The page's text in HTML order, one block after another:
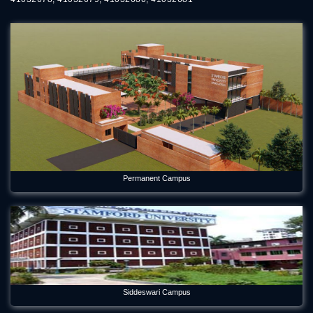
Forum Week 2025 Begins at Stamford University Bangladesh
Freshman Orientation Program -Batch: CEN 74, Dept of CEN,
10-12-2020
Dec 17, 2020
International seminar titled “Alternative Finance in Cultural
and Creative Industries” held on Stamford
Jan 5, 2023
International Women's Day Celebration
Mar 12, 2024
Orientation Program 2026 Department of Economics
Jul 29, 2026
Panel Discussion on Supply Chain Sustainability Integration:
Practices in the RMG Sector in Bangladesh
Permanent Campus
Siddeswari Campus